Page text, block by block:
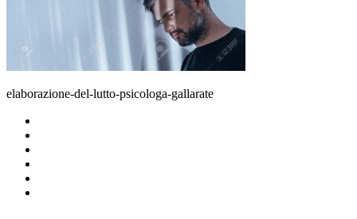
elaborazione-del-lutto-psicologa-gallarate